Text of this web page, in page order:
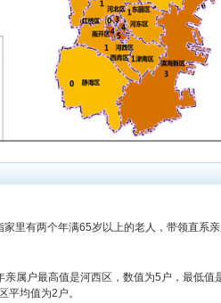
有两个年满65岁以上的老人，带领直系亲
属户最高值是河西区，数值为5户，最低值
平均值为2户。